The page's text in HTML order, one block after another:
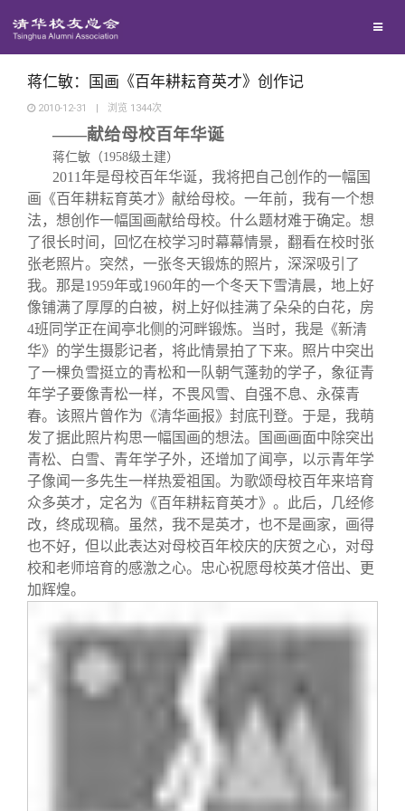
西南联大校友会
义工计划
新媒体平台
青春风采
校友文苑
校友讲坛
校友视界
校友服务
终身学习
信息化服务
三创大赛
实用信息
校友总会
总会简介
会长致辞
总会章程
理事会名单
制度法规
联系我们
关闭
蒋仁敏：国画《百年耕耘育英才》创作记
2010-12-31 | 浏览 1344次
——献给母校百年华诞
蒋仁敏（1958级土建）
2011年是母校百年华诞，我将把自己创作的一幅国
画《百年耕耘育英才》献给母校。一年前，我有一个想
法，想创作一幅国画献给母校。什么题材难于确定。想
了很长时间，回忆在校学习时幕幕情景，翻看在校时张
张老照片。突然，一张冬天锻炼的照片，深深吸引了
我。那是1959年或1960年的一个冬天下雪清晨，地上好
像铺满了厚厚的白被，树上好似挂满了朵朵的白花，房
4班同学正在闻亭北侧的河畔锻炼。当时，我是《新清
华》的学生摄影记者，将此情景拍了下来。照片中突出
了一棵负雪挺立的青松和一队朝气蓬勃的学子，象征青
年学子要像青松一样，不畏风雪、自强不息、永葆青
春。该照片曾作为《清华画报》封底刊登。于是，我萌
发了据此照片构思一幅国画的想法。国画画面中除突出
青松、白雪、青年学子外，还增加了闻亭，以示青年学
子像闻一多先生一样热爱祖国。为歌颂母校百年来培育
众多英才，定名为《百年耕耘育英才》。此后，几经修
改，终成现稿。虽然，我不是英才，也不是画家，画得
也不好，但以此表达对母校百年校庆的庆贺之心，对母
校和老师培育的感激之心。忠心祝愿母校英才倍出、更
加辉煌。